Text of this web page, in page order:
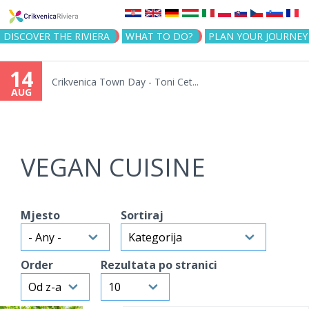
Jump to navigation
DISCOVER THE RIVIERA WHAT TO DO? PLAN YOUR JOURNEY
14
AUG
Crikvenica Town Day - Toni Cet...
VEGAN CUISINE
Mjesto Sortiraj
Order Rezultata po stranici